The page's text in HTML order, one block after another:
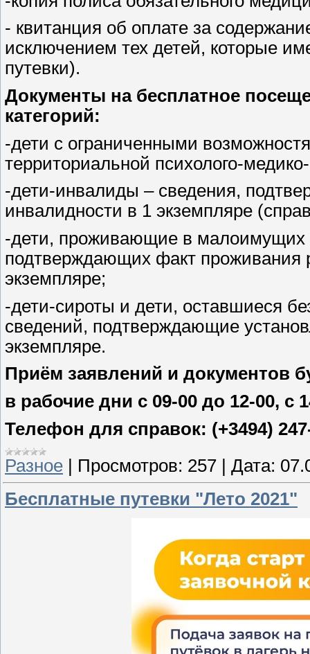
- квитанция об оплате за
исключением тех детей, которые
путевки).
Документы на бесплатное
категорий:
-дети с ограниченными
территориальной психолого-
-дети-инвалиды – сведения,
инвалидности в 1 экземпляре
-дети, проживающие в малоимущих
подтверждающих факт
экземпляре;
-дети-сироты и дети, оставшиеся
сведений, подтверждающие
экземпляре.
Приём заявлений и документов
в рабочие дни с 09-00 до 12-00, с
Телефон для справок: (+3494)
Разное
Просмотров: 257 Дата:
Бесплатные путевки "Лето 2021"